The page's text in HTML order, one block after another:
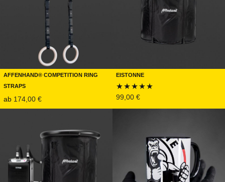
Affenhand® Competition Ring
Straps
ab 174,00 €
Eistonne
Bewertet mit
99,00 €